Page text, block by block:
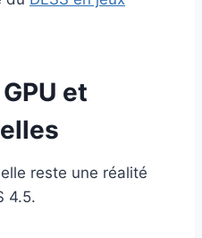
et
reste une réalité
4.5.